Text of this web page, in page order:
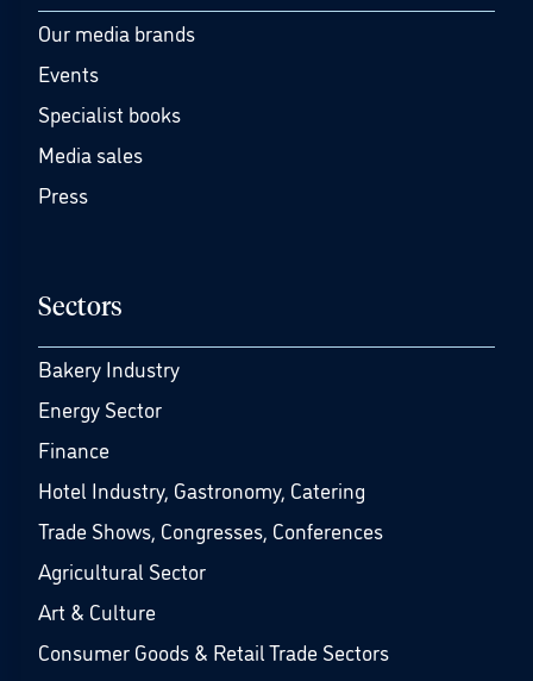
Our media brands
Events
Specialist books
Media sales
Press
Sectors
Bakery Industry
Energy Sector
Finance
Hotel Industry, Gastronomy, Catering
Trade Shows, Congresses, Conferences
Agricultural Sector
Art & Culture
Consumer Goods & Retail Trade Sectors